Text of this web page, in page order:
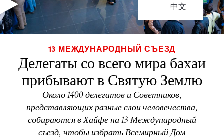
中文
13 МЕЖДУНАРОДНЫЙ СЪЕЗД
Делегаты со всего мира бахаи
прибывают в Святую Землю
Около 1400 делегатов и Советников,
представляющих разные слои человечества,
собираются в Хайфе на 13 Международный
съезд, чтобы избрать Всемирный Дом